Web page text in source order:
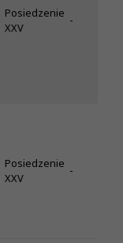
Posiedzenie
XXV
-
Posiedzenie
XXV
-